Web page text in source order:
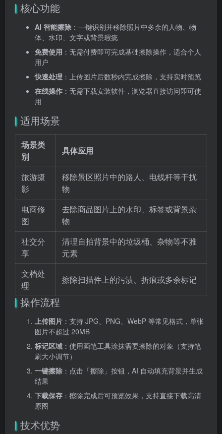
核心功能
AI 智能擦除 ：一键识别并移除照片中多余的人物、物
体、水印、文字或背景瑕疵
免费使用 ：无需付费即可完成基础擦除操作，适合个人
用户
快速处理 ：上传图片后数秒内完成擦除，支持实时预览
在线操作 ：无需下载安装软件，浏览器直接访问即可使
用
适用场景
场景类
别
具体应用
旅游摄
影
移除景区照片中的路人、电线杆等干扰
物
电商修
图
去除商品图片上的水印、标签或背景杂
物
社交分
享
清理自拍背景中的垃圾桶、杂物等不雅
元素
文档处
理
擦除扫描件上的污渍、折痕或多余标记
操作流程
上传图片 ：支持 JPG、PNG、WebP 等常见格式，单张
图片不超过 20MB
标记区域 ：使用画笔工具涂抹需要擦除的对象（支持笔
刷大小调节）
一键擦除 ：点击「擦除」按钮，AI 自动填充背景并生成
结果
下载保存 ：擦除完成后可预览效果，支持直接下载高清
原图
技术优势